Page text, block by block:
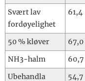
Svært lav
fordøyelighet
61,4
50 % kløver 67,0
NH3-halm
60,7
Ubehandla
54,7